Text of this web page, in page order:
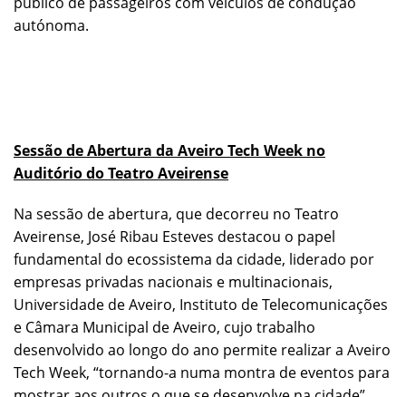
autónoma.
Sessão de Abertura da Aveiro Tech Week no
Auditório do Teatro Aveirense
Na sessão de abertura, que decorreu no Teatro
Aveirense, José Ribau Esteves destacou o papel
fundamental do ecossistema da cidade, liderado por
empresas privadas nacionais e multinacionais,
Universidade de Aveiro, Instituto de Telecomunicações
e Câmara Municipal de Aveiro, cujo trabalho
desenvolvido ao longo do ano permite realizar a Aveiro
Tech Week, “tornando-a numa montra de eventos para